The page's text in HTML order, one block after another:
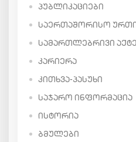
ᲞᲣᲑᲚᲘᲙᲐᲪᲘᲔᲑᲘ
ᲡᲐᲔᲠᲗᲐᲨᲝᲠᲘᲡᲝ
ᲡᲐᲛᲐᲠᲗᲚᲔᲑᲠᲘᲕᲘ
ᲙᲐᲠᲘᲔᲠᲐ
ᲙᲘᲗᲮᲕᲐ-ᲞᲐᲡᲣᲮᲘ
ᲡᲐᲯᲐᲠᲝ ᲘᲜᲤᲝᲠᲛᲐᲪᲘᲐ
ᲘᲡᲢᲝᲠᲘᲐ
ᲑᲛᲣᲚᲔᲑᲘ